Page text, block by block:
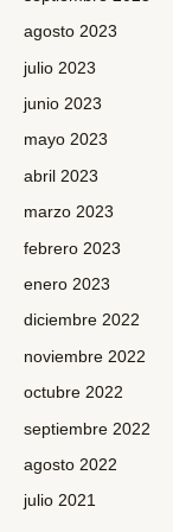
agosto 2023
julio 2023
junio 2023
mayo 2023
abril 2023
marzo 2023
febrero 2023
enero 2023
diciembre 2022
noviembre 2022
octubre 2022
septiembre 2022
agosto 2022
julio 2021